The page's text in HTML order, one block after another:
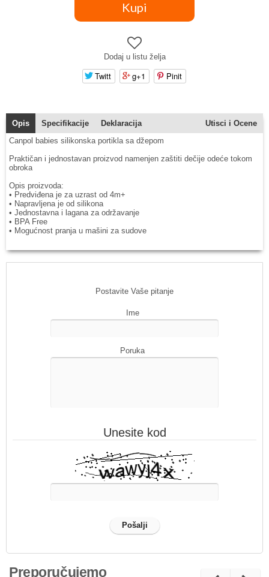
Dodaj u listu želja
Twitt g+1 Pinit
Opis Specifikacije Deklaracija
Utisci i Ocene
Canpol babies silikonska portikla sa džepom
Praktičan i jednostavan proizvod namenjen zaštiti dečije odeće tokom
obroka
Opis proizvoda:
• Predviđena je za uzrast od 4m+
• Napravljena je od silikona
• Jednostavna i lagana za održavanje
• BPA Free
• Mogućnost pranja u mašini za sudove
Postavite Vaše pitanje
Ime
Poruka
Unesite kod
Preporučujemo